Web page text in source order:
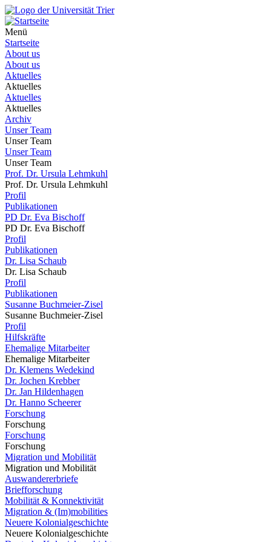
Menü
Startseite
About us
About us
Aktuelles
Aktuelles
Aktuelles
Aktuelles
Archiv
Unser Team
Unser Team
Unser Team
Unser Team
Prof. Dr. Ursula Lehmkuhl
Prof. Dr. Ursula Lehmkuhl
Profil
Publikationen
PD Dr. Eva Bischoff
PD Dr. Eva Bischoff
Profil
Publikationen
Dr. Lisa Schaub
Dr. Lisa Schaub
Profil
Publikationen
Susanne Buchmeier-Zisel
Susanne Buchmeier-Zisel
Profil
Hilfskräfte
Ehemalige Mitarbeiter
Ehemalige Mitarbeiter
Dr. Klemens Wedekind
Dr. Jochen Krebber
Dr. Jan Hildenhagen
Dr. Hanno Scheerer
Forschung
Forschung
Forschung
Forschung
Migration und Mobilität
Migration und Mobilität
Auswandererbriefe
Briefforschung
Mobilität & Konnektivität
Migration & (Im)mobilities
Neuere Kolonialgeschichte
Neuere Kolonialgeschichte